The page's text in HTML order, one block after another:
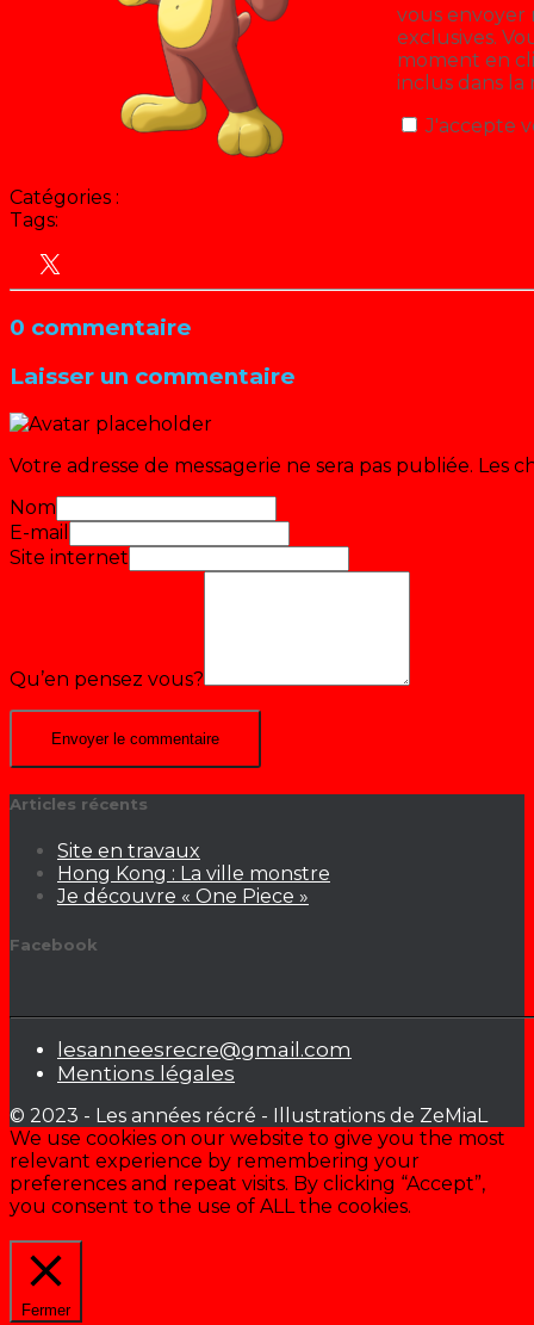
vous
exclusives.
moment en
inclus dans la
J'accepte
Catégories :
Tags:
0 commentaire
Laisser un commentaire
Votre adresse de messagerie ne sera pas publiée. Les
Nom
E-mail
Site internet
Qu’en pensez vous?
Articles récents
Site en travaux
Hong Kong : La ville monstre
Je découvre « One Piece »
Facebook
lesanneesrecre@gmail.com
Mentions légales
© 2023 - Les années récré - Illustrations de ZeMiaL
We use cookies on our website to give you the most
relevant experience by remembering your
preferences and repeat visits. By clicking “Accept”,
you consent to the use of ALL the cookies.
Fermer